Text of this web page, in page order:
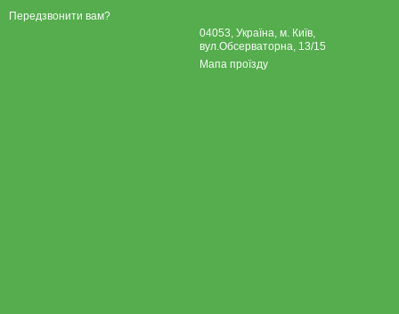
Передзвонити вам?
04053, Україна, м. Київ,
вул.Обсерваторна, 13/15
Мапа проїзду